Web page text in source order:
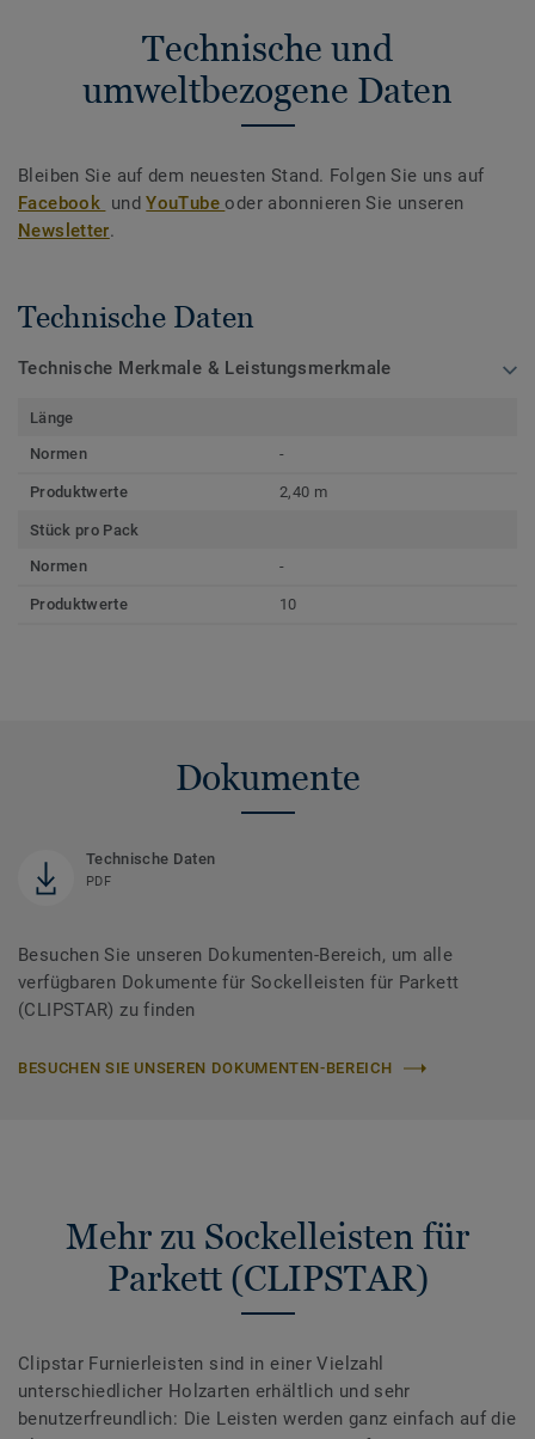
Technische und
umweltbezogene Daten
Bleiben Sie auf dem neuesten Stand. Folgen Sie uns auf
Facebook undYouTubeoder abonnieren Sie unseren
Newsletter.
Technische Daten
Technische Merkmale & Leistungsmerkmale
Länge
Normen
-
Produktwerte 2,40 m
Stück pro Pack
Normen
-
Produktwerte 10
Dokumente
Technische Daten
PDF
Besuchen Sie unseren Dokumenten-Bereich, um alle
verfügbaren Dokumente für Sockelleisten für Parkett
(CLIPSTAR) zu finden
BESUCHEN SIE UNSEREN DOKUMENTEN-BEREICH
Mehr zu Sockelleisten für
Parkett (CLIPSTAR)
Clipstar Furnierleisten sind in einer Vielzahl
unterschiedlicher Holzarten erhältlich und sehr
benutzerfreundlich: Die Leisten werden ganz einfach auf die